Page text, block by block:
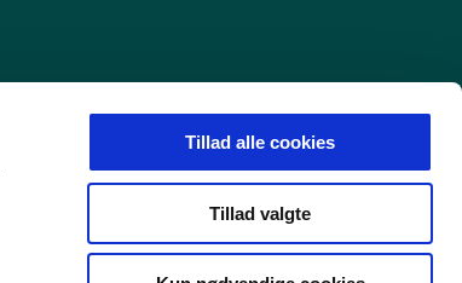
Tillad alle cookies
Tillad valgte
Find os på LinkedIn